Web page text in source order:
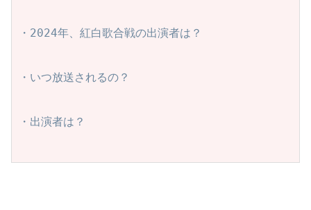
・2024年、紅白歌合戦の出演者は？
・いつ放送されるの？
・出演者は？